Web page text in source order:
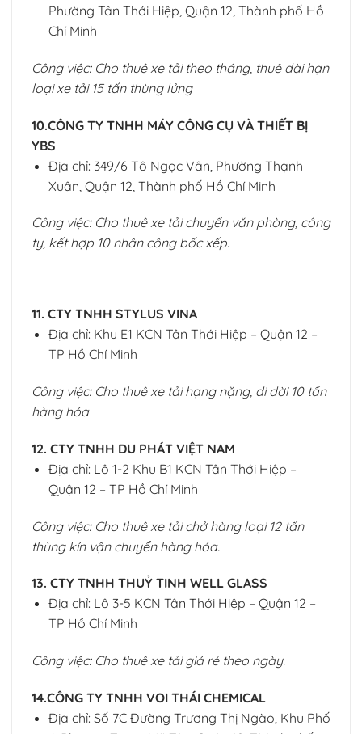
Phường Tân Thới Hiệp, Quận 12, Thành phố Hồ
Chí Minh
Công việc: Cho thuê xe tải theo tháng, thuê dài hạn
loại xe tải 15 tấn thùng lửng
10.CÔNG TY TNHH MÁY CÔNG CỤ VÀ THIẾT BỊ
YBS
Địa chỉ: 349/6 Tô Ngọc Vân, Phường Thạnh
Xuân, Quận 12, Thành phố Hồ Chí Minh
Công việc: Cho thuê xe tải chuyển văn phòng, công
ty, kết hợp 10 nhân công bốc xếp.
11. CTY TNHH STYLUS VINA
Địa chỉ: Khu E1 KCN Tân Thới Hiệp – Quận 12 –
TP Hồ Chí Minh
Công việc: Cho thuê xe tải hạng nặng, di dời 10 tấn
hàng hóa
12. CTY TNHH DU PHÁT VIỆT NAM
Địa chỉ: Lô 1-2 Khu B1 KCN Tân Thới Hiệp –
Quận 12 – TP Hồ Chí Minh
Công việc: Cho thuê xe tải chở hàng loại 12 tấn
thùng kín vận chuyển hàng hóa.
13. CTY TNHH THUỶ TINH WELL GLASS
Địa chỉ: Lô 3-5 KCN Tân Thới Hiệp – Quận 12 –
TP Hồ Chí Minh
Công việc: Cho thuê xe tải giá rẻ theo ngày.
14.CÔNG TY TNHH VOI THÁI CHEMICAL
Địa chỉ: Số 7C Đường Trương Thị Ngào, Khu Phố